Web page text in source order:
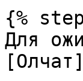
{%
Для